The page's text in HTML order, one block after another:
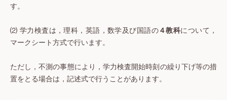
す。
⑵ 学力検査は，理科，英語，数学及び国語の４教科について，
マークシート方式で行います。
ただし，不測の事態により，学力検査開始時刻の繰り下げ等の措
置をとる場合は，記述式で行うことがあります。